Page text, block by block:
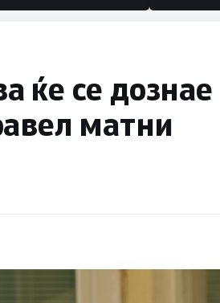
ќе се дознае
матни